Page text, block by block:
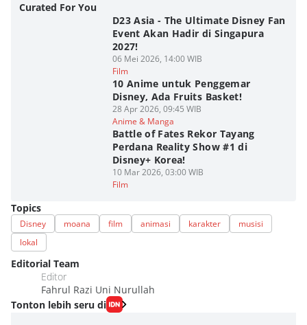
Curated For You
D23 Asia - The Ultimate Disney Fan
Event Akan Hadir di Singapura
2027!
06 Mei 2026, 14:00 WIB
Film
10 Anime untuk Penggemar
Disney, Ada Fruits Basket!
28 Apr 2026, 09:45 WIB
Anime & Manga
Battle of Fates Rekor Tayang
Perdana Reality Show #1 di
Disney+ Korea!
10 Mar 2026, 03:00 WIB
Film
Topics
Disney moana film animasi karakter
musisi
lokal
Editorial Team
Editor
Fahrul Razi Uni Nurullah
Tonton lebih seru di